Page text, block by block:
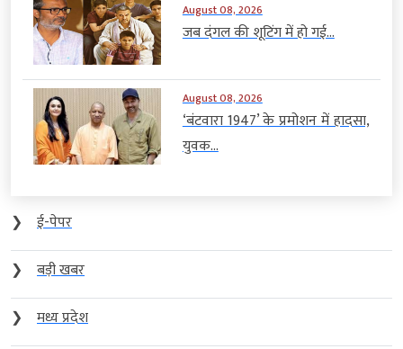
August 08, 2026
जब दंगल की शूटिंग में हो गई...
August 08, 2026
‘बंटवारा 1947’ के प्रमोशन में हादसा,
युवक...
❯
ई-पेपर
❯
बड़ी खबर
❯
मध्य प्रदेश